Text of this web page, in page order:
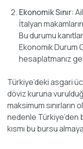
Ekonomik Sınır:
İtalyan
Bu durumu
Ekonomik Durum
hesaplatmanız
Türkiye’deki asgari
döviz kuruna
maksimum sınırların
nedenle
kısmı bu bursu